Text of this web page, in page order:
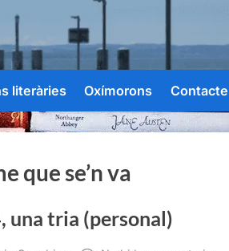
literàries Oxímorons Contacte
que se’n va
una tria (personal)